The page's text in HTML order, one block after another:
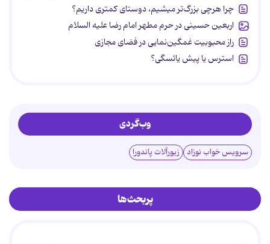
چرا هرچی بزرگ‌تر میشیم، دوستای کمتری داریم؟
اربعین حسینی در حرم مطهر امام رضا علیه السلام
راز محبوبیت غمگین‌نمایی در فضای مجازی
استرس یا پیش یائسگی؟
وب‌گردی
سرویس خواب نوزاد زیورآلات پاندورا
پربحث‌ها